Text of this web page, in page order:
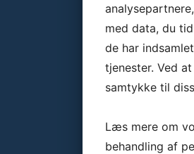
med data, du
de har
tjenester. Ved
samtykke til
Læs mere om
behandling af